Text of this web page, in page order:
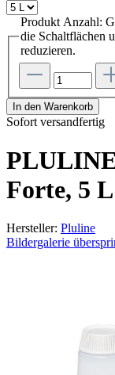
Produkt Anzahl:
die Schaltflächen
reduzieren.
In den Warenkorb
Sofort versandfertig
Forte, 5
Hersteller: Pluline
Bildergalerie